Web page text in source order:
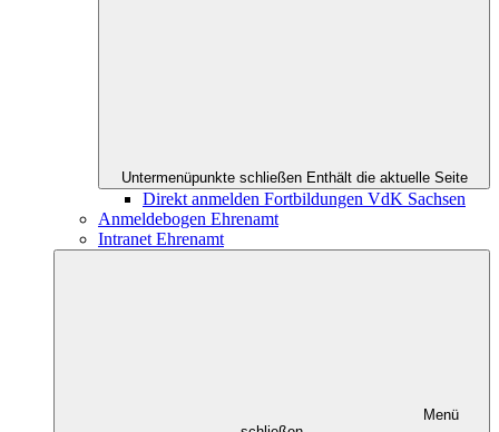
Untermenüpunkte schließen Enthält die aktuelle Seite
Direkt anmelden Fortbildungen VdK Sachsen
Anmeldebogen Ehrenamt
Intranet Ehrenamt
Menü